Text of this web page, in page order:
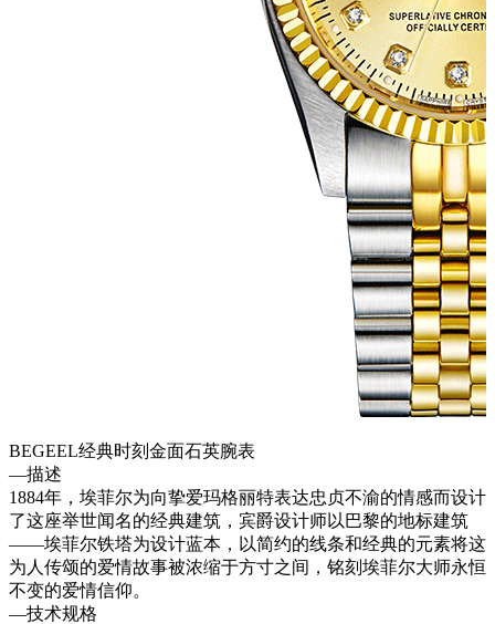
BEGEEL经典时刻金面石英腕表
—描述
1884年，埃菲尔为向挚爱玛格丽特表达忠贞不渝的情感而设计
了这座举世闻名的经典建筑，宾爵设计师以巴黎的地标建筑
——埃菲尔铁塔为设计蓝本，以简约的线条和经典的元素将这
为人传颂的爱情故事被浓缩于方寸之间，铭刻埃菲尔大师永恒
不变的爱情信仰。
—技术规格